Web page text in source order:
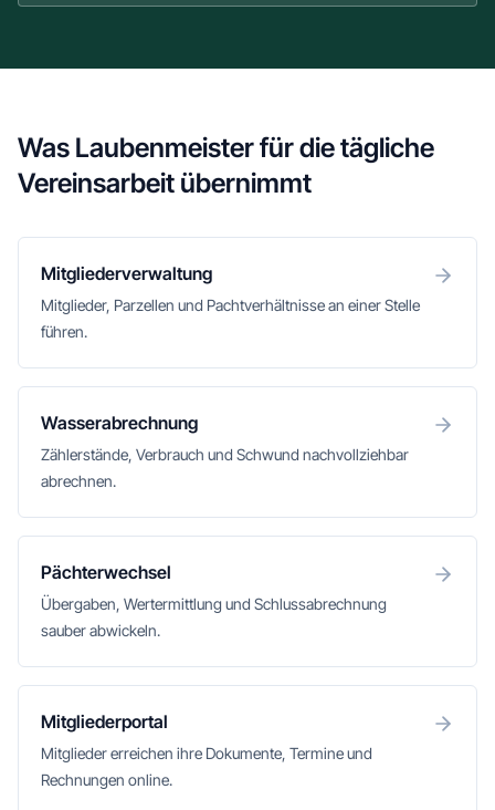
Was Laubenmeister für die tägliche
Vereinsarbeit übernimmt
Mitgliederverwaltung
Mitglieder, Parzellen und Pachtverhältnisse an einer Stelle
führen.
Wasserabrechnung
Zählerstände, Verbrauch und Schwund nachvollziehbar
abrechnen.
Pächterwechsel
Übergaben, Wertermittlung und Schlussabrechnung
sauber abwickeln.
Mitgliederportal
Mitglieder erreichen ihre Dokumente, Termine und
Rechnungen online.